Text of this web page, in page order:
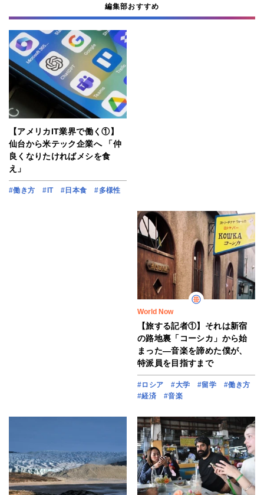
編集部おすすめ
【アメリカIT業界で働く①】
仙台から米テック企業へ 「仲
良くなりたければメシを食
え」
#働き方 #IT #日本食 #多様性
World Now
【旅する記者①】それは新宿
の路地裏「コーシカ」から始
まった―音楽を諦めた僕が、
特派員を目指すまで
#ロシア #大学 #留学
#働き方
#経済
#音楽